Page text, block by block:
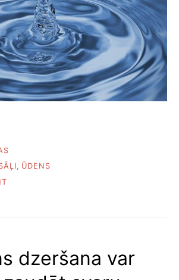
, ŪDENS
KĀ
TO
dzeršana var